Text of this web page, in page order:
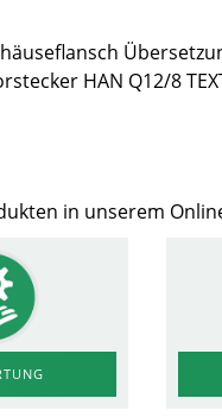
HAN Q12/8
in unserem